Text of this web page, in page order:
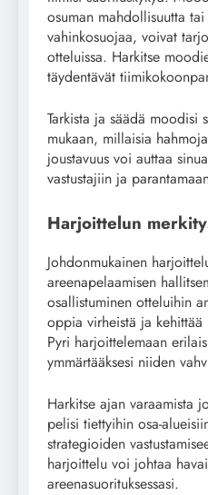
osuman mahdollisuutta
vahinkosuojaa, voivat
otteluissa. Harkitse
täydentävät
Tarkista ja säädä moodisi
mukaan, millaisia
joustavuus voi auttaa
vastustajiin ja
Harjoittelun
Johdonmukainen
areenapelaamisen
osallistuminen otteluihin
oppia virheistä ja
Pyri harjoittelemaan
ymmärtääksesi niiden
Harkitse ajan varaamista
pelisi tiettyihin osa-
strategioiden
harjoittelu voi johtaa
areenasuorituksessasi.